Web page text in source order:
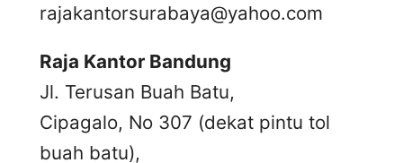
rajakantorsurabaya@yahoo.com
Raja Kantor Bandung
Jl. Terusan Buah Batu,
Cipagalo, No 307 (dekat pintu tol
buah batu),